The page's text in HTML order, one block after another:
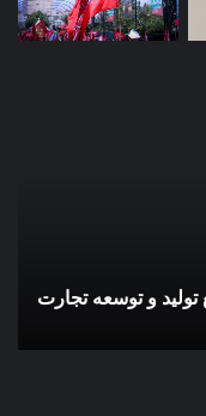
و توسعه تجارت